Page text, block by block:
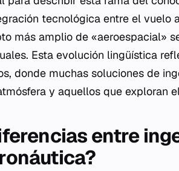
tecnológica entre el vuelo
más amplio de «aeroespacial»
Esta evolución lingüística
donde muchas soluciones de
y aquellos que exploran
entre